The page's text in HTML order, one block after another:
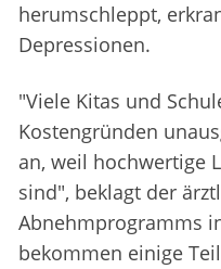
herumschleppt,
Depressionen.
"Viele Kitas und
Kostengründen
an, weil hochwertige
sind", beklagt der
Abnehmprogramms
bekommen einige